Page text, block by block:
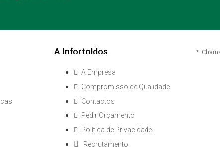
A Infortoldos
A Empresa
Compromisso de Qualidade
Contactos
Pedir Orçamento
Política de Privacidade
Recrutamento
*